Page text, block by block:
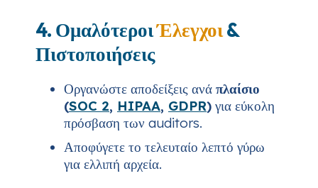
4. ΟμαλότεροιΈλεγχοι&
Πιστοποιήσεις
Οργανώστε αποδείξεις ανά πλαίσιο
(SOC 2, HIPAA, GDPR) για εύκολη
πρόσβαση των auditors.
Αποφύγετε το τελευταίο λεπτό γύρω
για ελλιπή αρχεία.